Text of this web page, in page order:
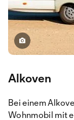
Alkoven
Bei einem
Wohnmobil mit